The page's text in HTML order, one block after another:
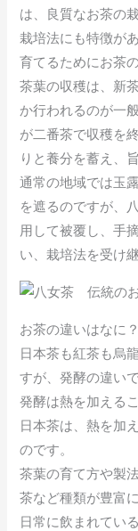
は、良質なお茶の
栽培法にも特徴が
育てるためにお茶
茶葉の収穫は、新
か行われるのが一
が二番茶で収穫を
りと養分を蓄え、
通常の地域では玉
を遮るのですが、
用して被覆し、手
い、栽培法を受け
お茶の違いはなに？
日本茶も紅茶も烏
すが、発酵の違い
発酵は熱を加える
日本茶は、熱を加
のです。
茶葉の育て方や製
茶など種類が豊富
日常に飲まれてい